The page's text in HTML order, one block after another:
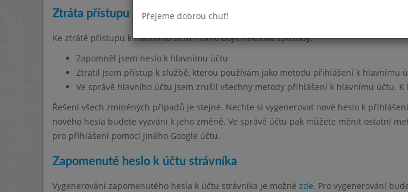
Ztráta přístupu k hlavnímu účtu
Ke ztrátě přístupu k hlavnímu účtu mohlo dojít několika způsoby:
Zapomněl jsem heslo k hlavnímu účtu
Ztratil jsem přístup k službě, kterou používám jako metodu přihlášení k hlavnímu
Ve správě hlavního účtu jsem zrušil všechny metody přihlášení k hlavnímu účtu.
Řešení všech zmíněných případů je stejné. Nechte si vygenerovat nové heslo k
nového hesla budete vyzváni k jeho změně. Ve správě účtu pak můžete měnit ostatní
pro přihlášení pomocí jiného Google účtu.
Zapomenuté heslo k účtu strávníka
Vygenerování zapomenutého hesla k účtu strávníka je možné zde. Pro vygenerování
Přejeme dobrou chuť!